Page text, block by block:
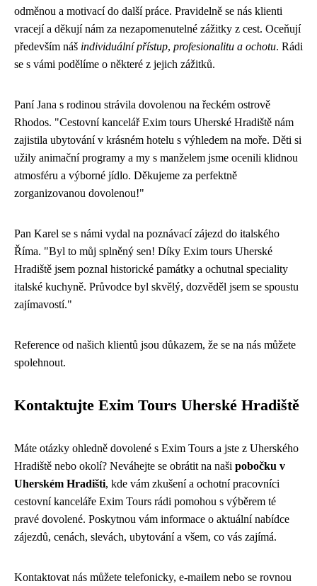
odměnou a motivací do další práce. Pravidelně se nás klienti
vracejí a děkují nám za nezapomenutelné zážitky z cest. Oceňují
především náš individuální přístup, profesionalitu a ochotu. Rádi
se s vámi podělíme o některé z jejich zážitků.
Paní Jana s rodinou strávila dovolenou na řeckém ostrově
Rhodos. "Cestovní kancelář Exim tours Uherské Hradiště nám
zajistila ubytování v krásném hotelu s výhledem na moře. Děti si
užily animační programy a my s manželem jsme ocenili klidnou
atmosféru a výborné jídlo. Děkujeme za perfektně
zorganizovanou dovolenou!"
Pan Karel se s námi vydal na poznávací zájezd do italského
Říma. "Byl to můj splněný sen! Díky Exim tours Uherské
Hradiště jsem poznal historické památky a ochutnal speciality
italské kuchyně. Průvodce byl skvělý, dozvěděl jsem se spoustu
zajímavostí."
Reference od našich klientů jsou důkazem, že se na nás můžete
spolehnout.
Kontaktujte Exim Tours Uherské Hradiště
Máte otázky ohledně dovolené s Exim Tours a jste z Uherského
Hradiště nebo okolí? Neváhejte se obrátit na naši pobočku v
Uherském Hradišti, kde vám zkušení a ochotní pracovníci
cestovní kanceláře Exim Tours rádi pomohou s výběrem té
pravé dovolené. Poskytnou vám informace o aktuální nabídce
zájezdů, cenách, slevách, ubytování a všem, co vás zajímá.
Kontaktovat nás můžete telefonicky, e-mailem nebo se rovnou